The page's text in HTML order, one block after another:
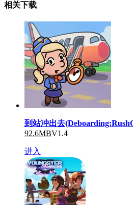
相关下载
到站冲出去
92.6MBV1.4
进入